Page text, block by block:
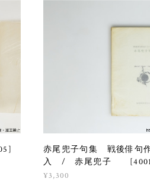
赤尾兜子句集 戦後俳句
入 / 赤尾兜子
¥3,300